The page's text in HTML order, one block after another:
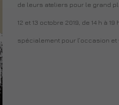
de leurs ateliers pour le grand
12 et 13 octobre 2019, de 14 h à
spécialement pour l’occasion et